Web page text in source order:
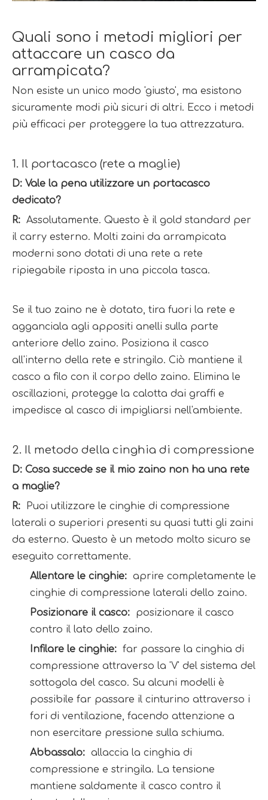
Quali sono i metodi migliori per
attaccare un casco da
arrampicata?
Non esiste un unico modo 'giusto', ma esistono
sicuramente modi più sicuri di altri. Ecco i metodi
più efficaci per proteggere la tua attrezzatura.
1. Il portacasco (rete a maglie)
D: Vale la pena utilizzare un portacasco
dedicato?
R: Assolutamente. Questo è il gold standard per
il carry esterno. Molti zaini da arrampicata
moderni sono dotati di una rete a rete
ripiegabile riposta in una piccola tasca.
Se il tuo zaino ne è dotato, tira fuori la rete e
agganciala agli appositi anelli sulla parte
anteriore dello zaino. Posiziona il casco
all'interno della rete e stringilo. Ciò mantiene il
casco a filo con il corpo dello zaino. Elimina le
oscillazioni, protegge la calotta dai graffi e
impedisce al casco di impigliarsi nell'ambiente.
2. Il metodo della cinghia di compressione
D: Cosa succede se il mio zaino non ha una rete
a maglie?
R:
Puoi utilizzare le cinghie di compressione
laterali o superiori presenti su quasi tutti gli zaini
da esterno. Questo è un metodo molto sicuro se
eseguito correttamente.
Allentare le cinghie: aprire completamente le
cinghie di compressione laterali dello zaino.
Posizionare il casco:
posizionare il casco
contro il lato dello zaino.
Infilare le cinghie: far passare la cinghia di
compressione attraverso la 'V' del sistema del
sottogola del casco. Su alcuni modelli è
possibile far passare il cinturino attraverso i
fori di ventilazione, facendo attenzione a
non esercitare pressione sulla schiuma.
Abbassalo: allaccia la cinghia di
compressione e stringila. La tensione
mantiene saldamente il casco contro il